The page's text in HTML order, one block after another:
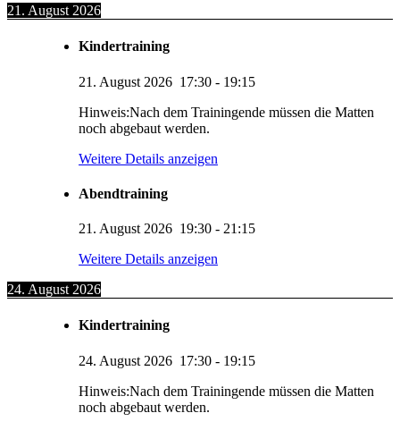
21. August 2026
Kindertraining
21. August 2026 17:30 - 19:15
Hinweis:Nach dem Trainingende müssen die Matten
noch abgebaut werden.
Weitere Details anzeigen
Abendtraining
21. August 2026 19:30 - 21:15
Weitere Details anzeigen
24. August 2026
Kindertraining
24. August 2026 17:30 - 19:15
Hinweis:Nach dem Trainingende müssen die Matten
noch abgebaut werden.